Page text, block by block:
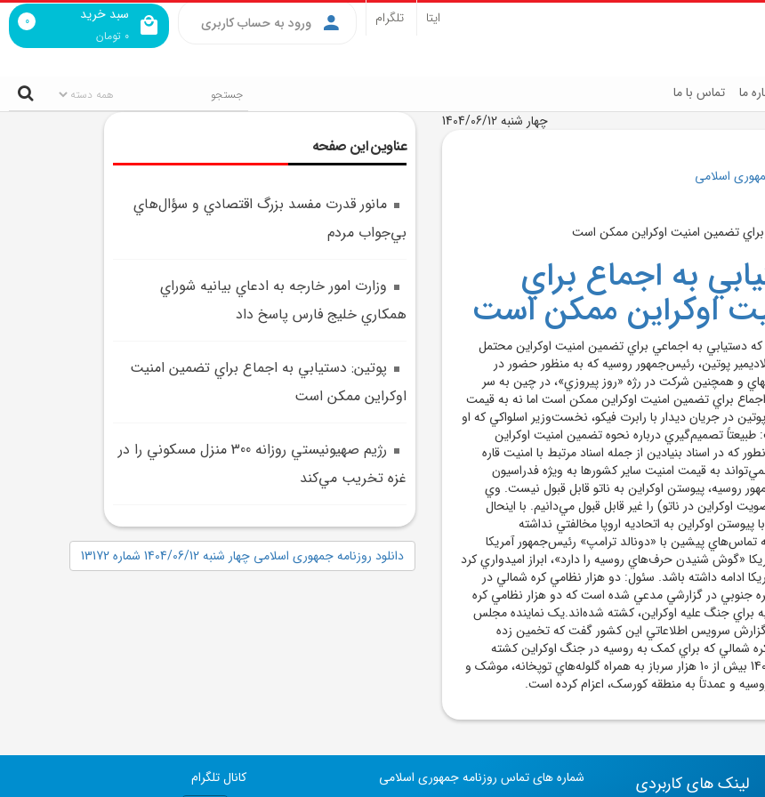
سبد خرید
0 تومان
0 ورود به حساب کاربری ایتا تلگرام
ما تماس با ما
چهار شنبه 1404/06/12
اسلامی
به اجماع براي
اوکراين ممکن است
دستيابي به اجماعي براي تضمين امنيت اوکراين محتمل
پوتين، رئيس‌جمهور روسيه که به منظور حضور در
و همچنين شرکت در رژه «روز پيروزي»، در چين به سر
براي تضمين امنيت اوکراين ممکن است اما نه به قيمت
در جريان ديدار با رابرت فيکو، نخست‌وزير اسلواکي که او
تصميم‌گيري درباره نحوه تضمين امنيت اوکراين
که در اسناد بنيادين از جمله اسناد مرتبط با امنيت قاره
به قيمت امنيت ساير کشورها به ويژه فدراسيون
روسيه، پيوستن اوکراين به ناتو قابل قبول نيست. وي
اوکراين در ناتو) را غير قابل قبول مي‌دانيم. با اينحال
اوکراين به اتحاديه اروپا مخالفتي نداشته
تماس‌هاي پيشين با «دونالد ترامپ» رئيس‌جمهور آمريکا
«گوش شنيدن حرف‌هاي روسيه را دارد»، ابراز اميدواري کرد
ادامه داشته باشد. سئول: دو هزار نظامي کره شمالي در
جنوبي در گزارشي مدعي شده است که دو هزار نظامي کره
براي جنگ عليه اوکراين، کشته شده‌اند.يک نماينده مجلس
گزارش سرويس اطلاعاتي اين کشور گفت که تخمين زده
شمالي که براي کمک به روسيه در جنگ اوکراين کشته
شده‌اند.کره شمالي در سال 1403 بيش از 10 هزار سرباز به همراه گلوله‌هاي توپخانه، موشک و
و عمدتاً به منطقه کورسک، اعزام کرده است.
عناوین این صفحه
مانور قدرت مفسد بزرگ اقتصادي و سؤال‌هاي
بي‌جواب مردم
وزارت امور خارجه به ادعاي بيانيه شوراي
همکاري خليج فارس پاسخ داد
پوتين: دستيابي به اجماع براي تضمين امنيت
اوکراين ممکن است
رژيم صهيونيستي روزانه 300 منزل مسکوني را در
غزه تخريب مي‌کند
دانلود روزنامه جمهوری اسلامی چهار شنبه 1404/06/12 شماره 13172
کانال تلگرام
شماره های تماس روزنامه جمهوری اسلامی
لینک های کاربردی